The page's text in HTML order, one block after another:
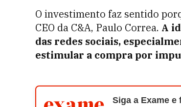
O investimento faz sentido
CEO da C&A, Paulo Correa. A
das redes sociais,
estimular a compra por
Siga a Exame